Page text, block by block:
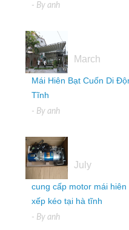
- By anh
March
Mái Hiên Bạt Cuốn Di
Tĩnh
- By anh
July
cung cấp motor mái hiên
xếp kéo tại hà tĩnh
- By anh